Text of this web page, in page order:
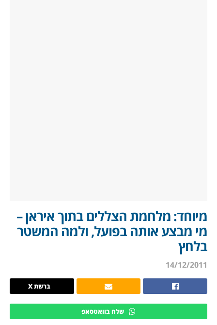
מיוחד: מלחמת הצללים בתוך איראן –
מי מבצע אותה בפועל, ולמה המשטר
בלחץ
14/12/2011
ברשת X
שלח בוואטסאפ